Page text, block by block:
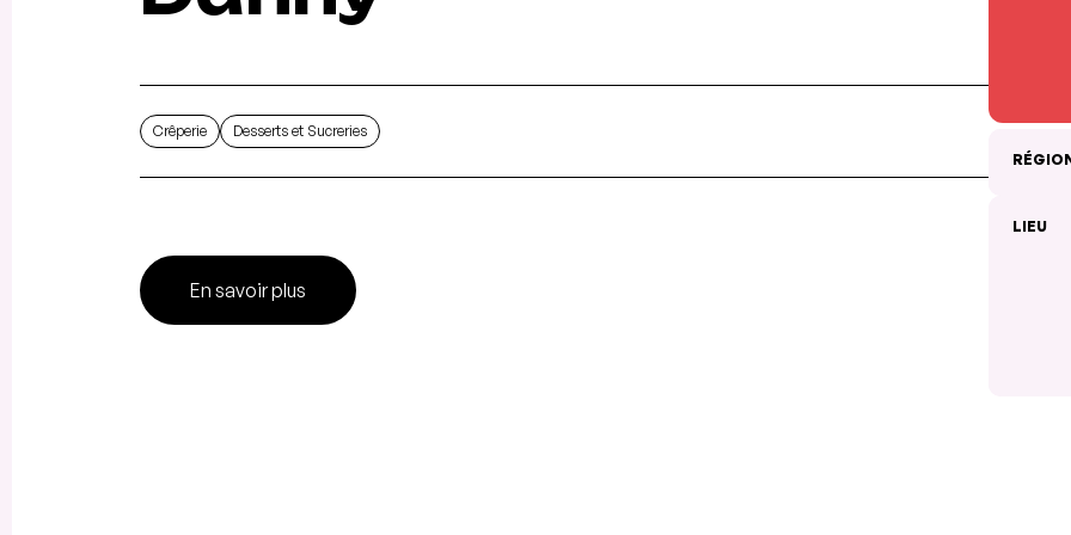
Crêperie Desserts et Sucreries
En savoir plus
LIEU